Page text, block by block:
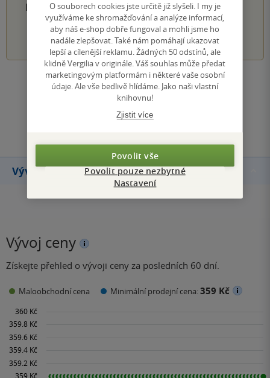
PŘIDEJTE SVÉ HODNOCENÍ PRODUKTU
1 2 3 4 5
Zobrazit všechna hodnocení
Přidat hodnocení
Vývoj ceny
Vývoj ceny
Získejte přehled o vývoji ceny za posledních 60 dní.
Maloobchodní cena Minimální prodejní cena:359 Kč
O souborech cookies jste určitě již slyšeli. I my je
využíváme ke shromažďování a analýze informací,
aby náš e-shop dobře fungoval a mohli jsme ho
nadále zlepšovat. Také nám pomáhají ukazovat
lepší a cílenější reklamu. Žádných 50 odstínů, ale
klidně Vergilia v originále. Váš souhlas může předat
marketingovým platformám i některé vaše osobní
údaje. Ale vše bedlivě hlídáme. Jako naši vlastní
knihovnu!
Zjistit více
Povolit vše
Povolit pouze nezbytné
Nastavení